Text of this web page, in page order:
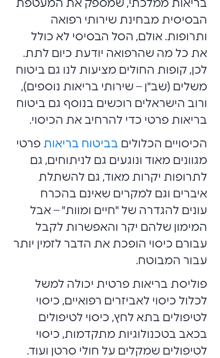
בריאות ממלכתי, שמספק את המעטפת
הבסיסית מבחינת שירותי רפואה
ותרופות. אולם, הסל הבסיסי לא כולל
את כל מה שהרפואה יודעת כיום לתת.
לכן, קופות החולים מציעות לנו גם ביטוח
משלים (שב"ן – שירותי בריאות נוספים),
ורוב הישראלים רוכשים בנוסף גם ביטוח
בריאות פרטי כדי להרחיב את הכיסוי.
הכיסויים הכלולים בביטוח בריאות פרטי
מגוונים מאוד ונוגעים גם לניתוחים, גם
לתרופות יקרות מאוד, גם להשתלת
איברים וגם למקרים שאינם בהכרח
עונים להגדרה של "חיים ומוות" – אבל
המימון שלהם יקר והאפשרות לקבל
עבורם כיסוי הופכת את הדבר לזמין יותר
עבור המבוטח.
פוליסת בריאות פרטית יכולה למשל
לכלול כיסוי לאביזרים רפואיים, כיסוי
לטיפולים בתא לחץ, כיסוי לטיפולים
בכאב בטכנולוגיות מתקדמות, כיסוי
לטיפולים שמקלים על חולי סרטן ועוד.